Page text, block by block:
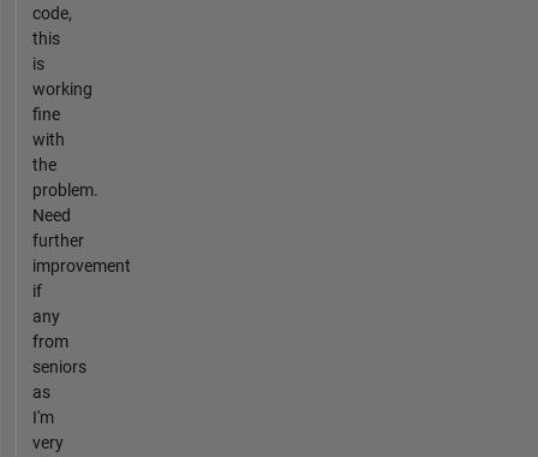
code,
this
is
working
fine
with
the
problem.
Need
further
improvement
if
any
from
seniors
as
I'm
very